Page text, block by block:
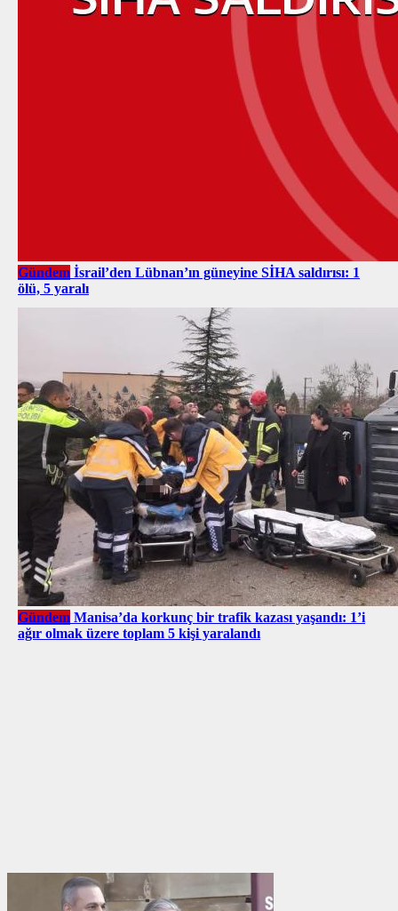
Gündem İsrail’den Lübnan’ın güneyine SİHA saldırısı: 1
ölü, 5 yaralı
Gündem Manisa’da korkunç bir trafik kazası yaşandı: 1’i
ağır olmak üzere toplam 5 kişi yaralandı